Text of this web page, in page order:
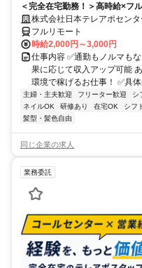
＜完全在宅勤務！＞高時給×フ
株式会社日本テレアポセンタ
フルリモート
時給2,000円～3,000円
仕事内容 ✅通勤もノルマも
果に応じて収入アップ可能
環境で稼げるお仕事！ ✅具
主婦・主夫歓迎 フリーター歓迎 シ
ネイルOK
研修あり 在宅OK シフ
髪型・髪色自由
同じ企業の求人
業務委託